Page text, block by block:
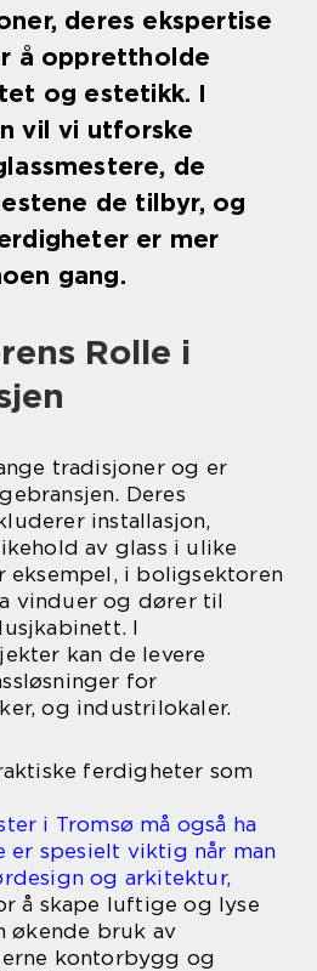
deres ekspertise
å opprettholde
og estetikk. I
vil vi utforske
de
de tilbyr, og
er mer
gang.
Rolle i
tradisjoner og er
Deres
installasjon,
av glass i ulike
eksempel, i boligsektoren
vinduer og dører til
I
kan de levere
for
og industrilokaler.
ferdigheter som
i Tromsø må også ha
er spesielt viktig når man
og arkitektur,
å skape luftige og lyse
økende bruk av
kontorbygg og